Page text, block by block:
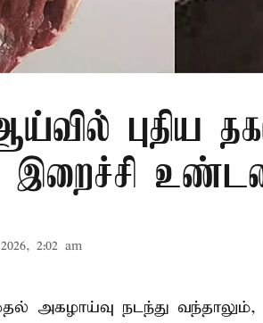
புதிய
இறைச்சி
2:02 am
அகழாய்வு நடந்து